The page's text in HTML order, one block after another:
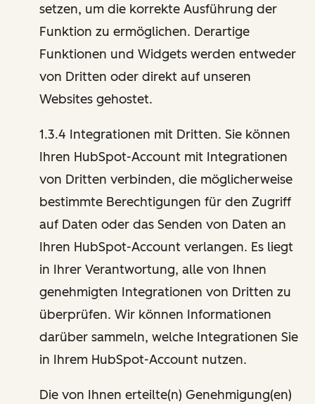
setzen, um die korrekte Ausführung der
Funktion zu ermöglichen. Derartige
Funktionen und Widgets werden entweder
von Dritten oder direkt auf unseren
Websites gehostet.
1.3.4 Integrationen mit Dritten. Sie können
Ihren HubSpot-Account mit Integrationen
von Dritten verbinden, die möglicherweise
bestimmte Berechtigungen für den Zugriff
auf Daten oder das Senden von Daten an
Ihren HubSpot-Account verlangen. Es liegt
in Ihrer Verantwortung, alle von Ihnen
genehmigten Integrationen von Dritten zu
überprüfen. Wir können Informationen
darüber sammeln, welche Integrationen Sie
in Ihrem HubSpot-Account nutzen.
Die von Ihnen erteilte(n) Genehmigung(en)